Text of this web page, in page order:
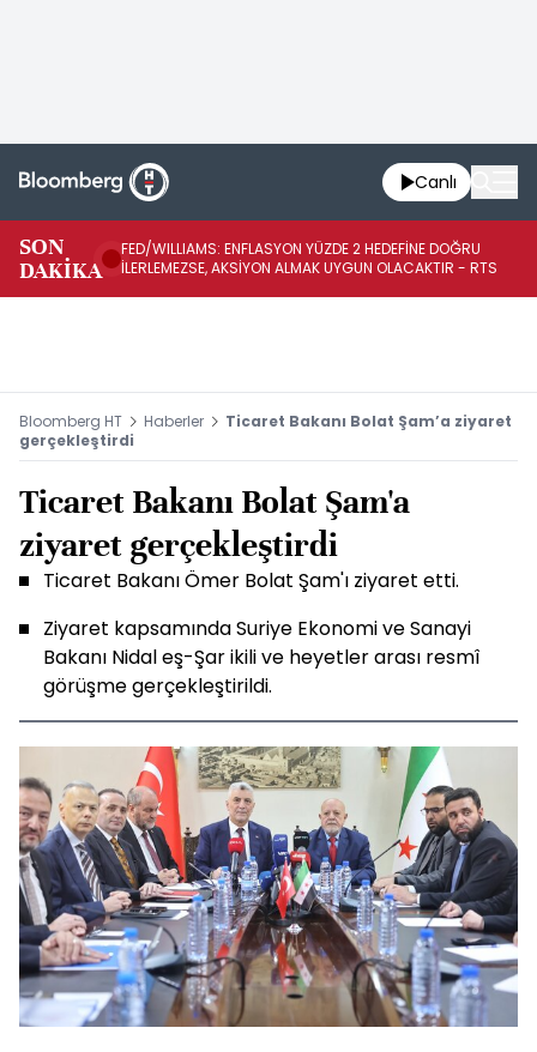
Canlı
SON
DAKİKA
FED/WILLIAMS: ENFLASYON YÜZDE 2 HEDEFİNE DOĞRU
İLERLEMEZSE, AKSİYON ALMAK UYGUN OLACAKTIR - RTS
Bloomberg HT Haberler
Ticaret Bakanı Bolat Şam’a ziyaret
gerçekleştirdi
Ticaret Bakanı Bolat Şam'a
ziyaret gerçekleştirdi
Ticaret Bakanı Ömer Bolat Şam'ı ziyaret etti.
Ziyaret kapsamında Suriye Ekonomi ve Sanayi
Bakanı Nidal eş-Şar ikili ve heyetler arası resmî
görüşme gerçekleştirildi.